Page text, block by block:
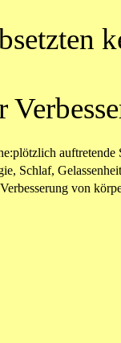
auftretende
Schlaf,
von